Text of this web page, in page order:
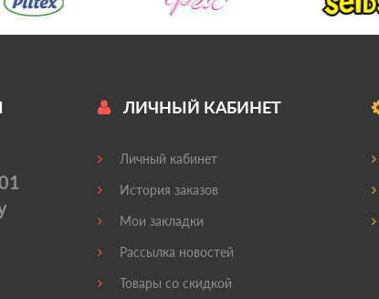
ЛИЧНЫЙ КАБИНЕТ
Личный кабинет
История заказов
Мои закладки
Рассылка новостей
Товары со скидкой